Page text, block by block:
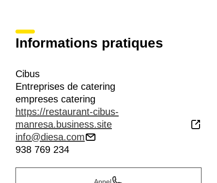
Informations pratiques
Cibus
Entreprises de catering
empreses catering
https://restaurant-cibus-
manresa.business.site
info@diesa.com
938 769 234